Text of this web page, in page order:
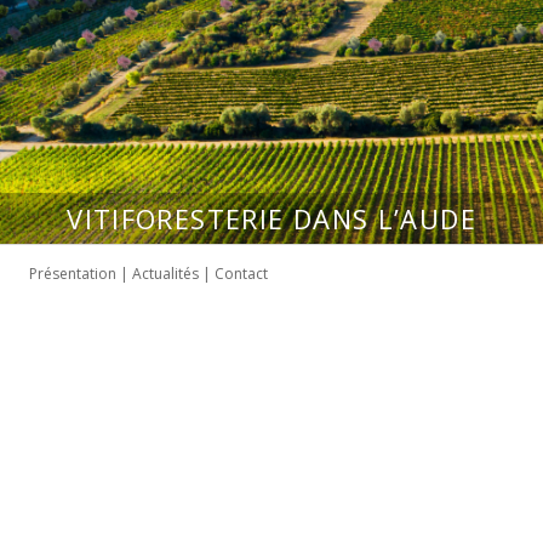
VITIFORESTERIE DANS L’AUDE
Présentation | Actualités | Contact